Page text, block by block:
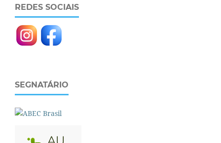
REDES SOCIAIS
SEGNATÁRIO